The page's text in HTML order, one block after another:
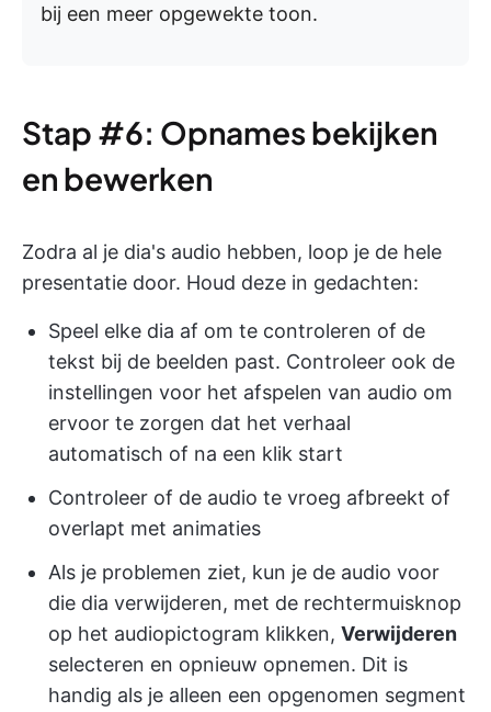
bij een meer opgewekte toon.
Stap #6: Opnames bekijken
en bewerken
Zodra al je dia's audio hebben, loop je de hele
presentatie door. Houd deze in gedachten:
Speel elke dia af om te controleren of de
tekst bij de beelden past. Controleer ook de
instellingen voor het afspelen van audio om
ervoor te zorgen dat het verhaal
automatisch of na een klik start
Controleer of de audio te vroeg afbreekt of
overlapt met animaties
Als je problemen ziet, kun je de audio voor
die dia verwijderen, met de rechtermuisknop
op het audiopictogram klikken, Verwijderen
selecteren en opnieuw opnemen. Dit is
handig als je alleen een opgenomen segment